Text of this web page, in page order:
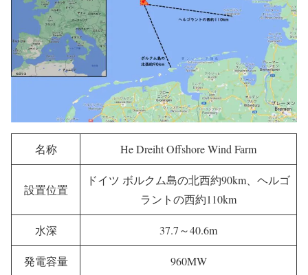
名称 He Dreiht Offshore Wind Farm
設置位置
ドイツ ボルクム島の北西約90km、ヘルゴ
ラントの西約110km
水深 37.7～40.6m
発電容量 960MW